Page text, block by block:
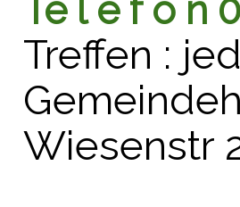
Te l e f o n
Treffen :
Wiesenstr